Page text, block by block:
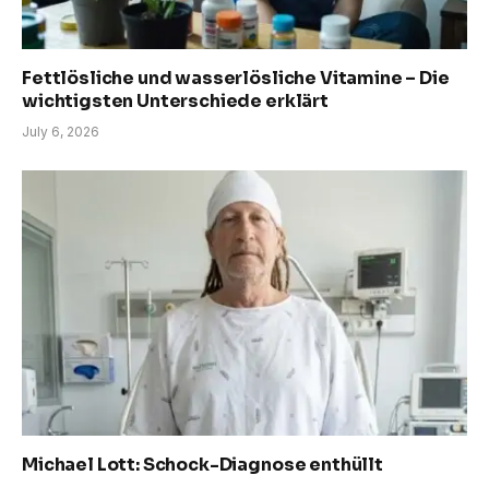
Fettlösliche und wasserlösliche Vitamine – Die
wichtigsten Unterschiede erklärt
July 6, 2026
Michael Lott: Schock-Diagnose enthüllt